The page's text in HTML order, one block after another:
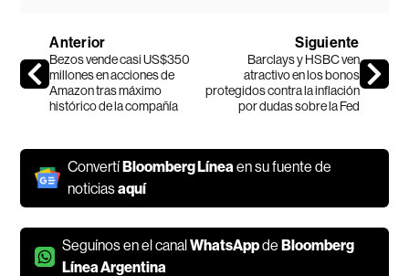
Anterior
Bezos vende casi US$350
millones en acciones de
Amazon tras máximo
histórico de la compañía
Siguiente
Barclays y HSBC ven
atractivo en los bonos
protegidos contra la inflación
por dudas sobre la Fed
ConvertíBloomberg Línea en su fuente de
noticiasaquí
Seguínos en el canalWhatsAppdeBloomberg
Línea Argentina